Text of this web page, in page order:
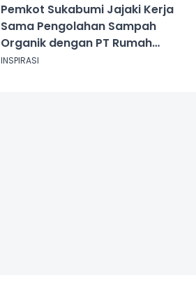
Pemkot Sukabumi Jajaki Kerja
Sama Pengolahan Sampah
Organik dengan PT Rumah
Magot Selabintana
INSPIRASI